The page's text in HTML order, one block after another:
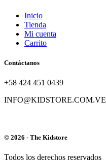
Inicio
Tienda
Mi cuenta
Carrito
Contáctanos
+58 424 451 0439
INFO@KIDSTORE.COM.VE
© 2026 - The Kidstore
Todos los derechos reservados